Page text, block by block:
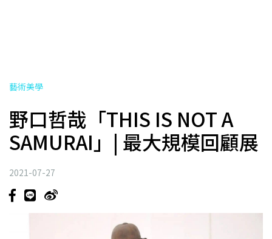
藝術美學
野口哲哉「THIS IS NOT A
SAMURAI」| 最大規模回顧展
2021-07-27